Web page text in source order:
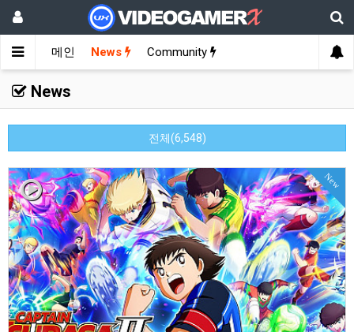
메인 News Community
News
전체(6,548)
New